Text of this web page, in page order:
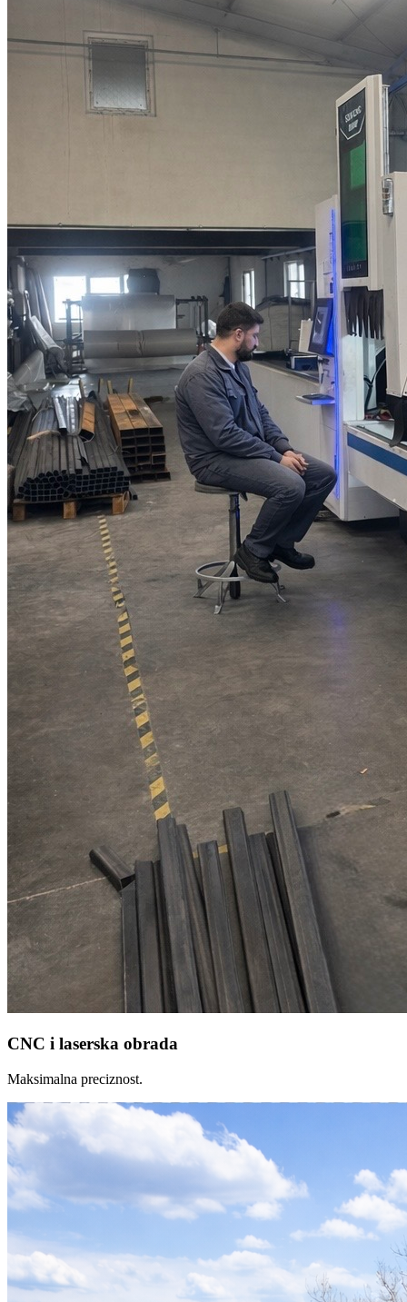
CNC i laserska obrada
Maksimalna preciznost.